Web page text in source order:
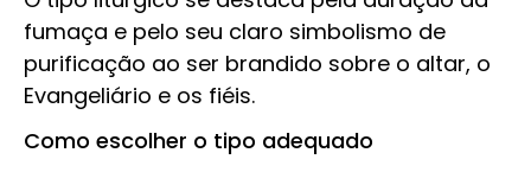
fumaça e pelo seu claro simbolismo de
purificação ao ser brandido sobre o altar, o
Evangeliário e os fiéis.
Como escolher o tipo adequado